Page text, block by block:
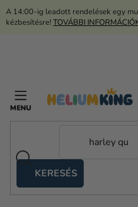
Ugrás
A 14:00-ig leadott rendelések egy
kézbesítésre! TOVÁBBI
KERESÉS
sátrak